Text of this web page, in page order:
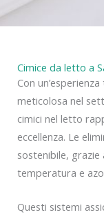
Cimice da letto a
Con
meticolosa nel
cimici nel letto
eccellenza. Le
sostenibile, grazie
temperatura e
Questi sistemi